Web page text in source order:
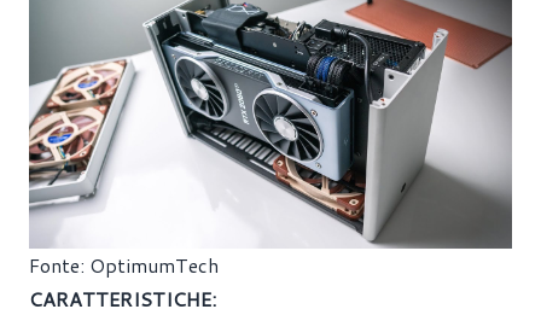
Fonte: OptimumTech
CARATTERISTICHE: